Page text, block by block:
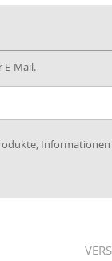
E-Mail.